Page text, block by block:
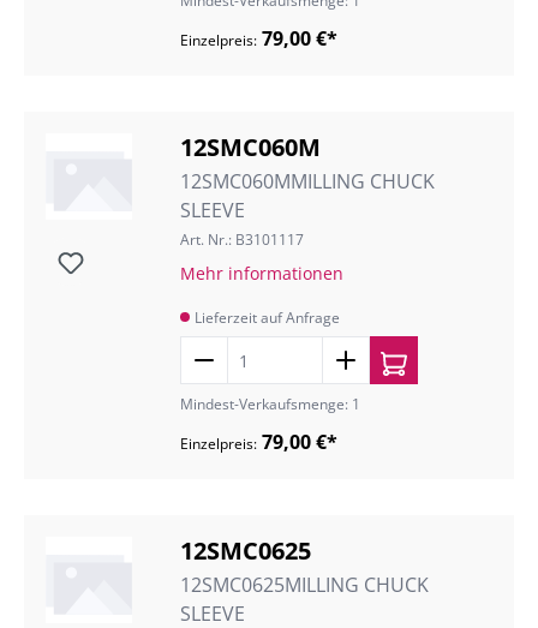
Einzelpreis: 79,00 €*
12SMC060M
12SMC060MMILLING CHUCK
SLEEVE
Art. Nr.: B3101117
Mehr informationen
Lieferzeit auf Anfrage
Mindest-Verkaufsmenge: 1
Einzelpreis: 79,00 €*
12SMC0625
12SMC0625MILLING CHUCK
SLEEVE